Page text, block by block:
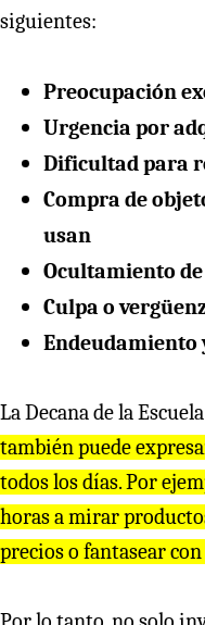
siguientes:
Preocupación
Urgencia por
Dificultad para
Compra de
usan
Ocultamiento
Culpa o
La Decana de la
también puede
todos los días. Por
horas a mirar
precios o fantasear